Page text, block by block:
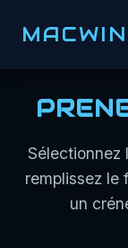
MACWIN
Sélectionnez
remplissez le
un